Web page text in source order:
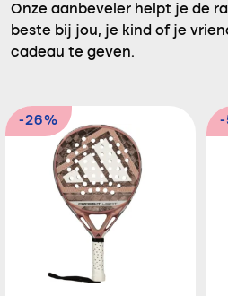
Onze aanbeveler helpt je de
beste bij jou, je kind of je
cadeau te geven.
-26% -